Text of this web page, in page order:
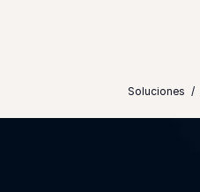
Soluciones